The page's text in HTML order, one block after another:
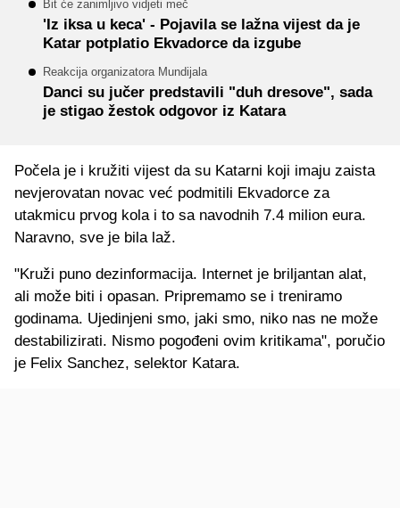
Bit će zanimljivo vidjeti meč
'Iz iksa u keca' - Pojavila se lažna vijest da je
Katar potplatio Ekvadorce da izgube
Reakcija organizatora Mundijala
Danci su jučer predstavili "duh dresove", sada
je stigao žestok odgovor iz Katara
Počela je i kružiti vijest da su Katarni koji imaju zaista
nevjerovatan novac već podmitili Ekvadorce za
utakmicu prvog kola i to sa navodnih 7.4 milion eura.
Naravno, sve je bila laž.
"Kruži puno dezinformacija. Internet je briljantan alat,
ali može biti i opasan. Pripremamo se i treniramo
godinama. Ujedinjeni smo, jaki smo, niko nas ne može
destabilizirati. Nismo pogođeni ovim kritikama", poručio
je Felix Sanchez, selektor Katara.